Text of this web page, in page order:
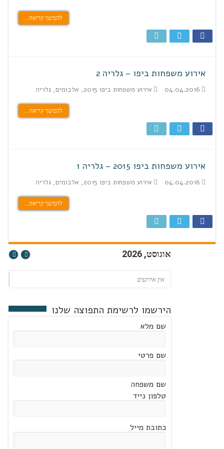
להמשך קריאה...
אירוע משפחות ביפו – גלריה 2
04.04.2016 אירוע משפחות ביפו 2015 , אלבומים,גלריה
להמשך קריאה...
אירוע משפחות ביפו 2015 – גלריה 1
04.04.2016 אירוע משפחות ביפו 2015 , אלבומים,גלריה
להמשך קריאה...
אוגוסט, 2026
אין אירועים
הירשמו לרשימת התפוצה שלנו
שם מלא
שם פרטי
שם משפחה
טלפון נייד
כתובת מייל